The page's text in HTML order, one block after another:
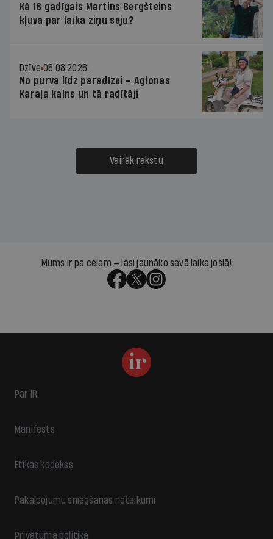
Kā 18 gadīgais Martins Bergšteins
kļuva par laika ziņu seju?
Dzīve 06.08.2026.
No purva līdz paradīzei – Aglonas
Karaļa kalns un tā radītāji
Vairāk rakstu
Mums ir pa ceļam — lasi jaunāko savā laika joslā!
Par IR
Manifests
Ētikas kodekss
Pakalpojumu sniegšanas noteikumi
Privātuma politika